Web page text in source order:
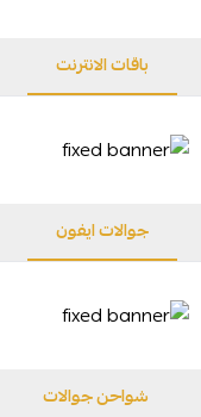
باقات الانترنت
جوالات ايفون
شواحن جوالات